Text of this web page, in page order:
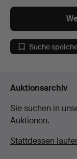
Suche
Auktionsarchiv
Sie suchen in
Auktionen.
Stattdessen